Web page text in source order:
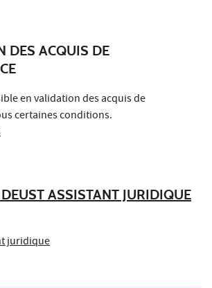
DES ACQUIS DE
en validation des acquis de
certaines conditions.
DEUST ASSISTANT JURIDIQUE
juridique